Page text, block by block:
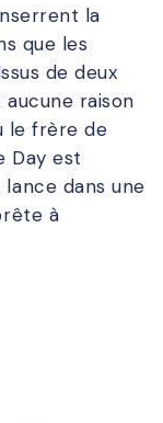
la
que les
de deux
raison
le frère de
Day est
dans une
à